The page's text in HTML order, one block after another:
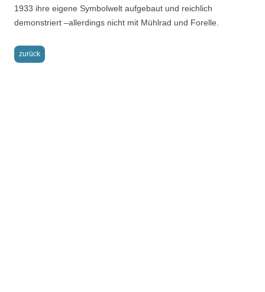
1933 ihre eigene Symbolwelt aufgebaut und reichlich
demonstriert –allerdings nicht mit Mühlrad und Forelle.
zurück